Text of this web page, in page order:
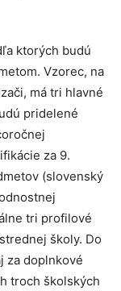
ktorých budú
Vzorec, na
má tri hlavné
pridelené
za 9.
(slovenský
tri profilové
školy. Do
za doplnkové
troch školských